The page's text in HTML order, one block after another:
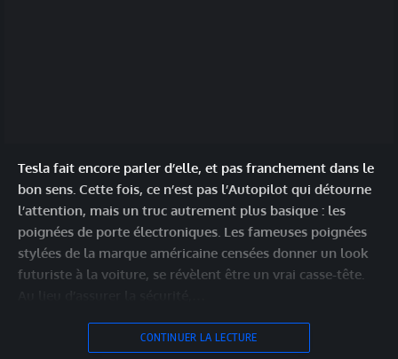
Tesla fait encore parler d’elle, et pas franchement dans le
bon sens. Cette fois, ce n’est pas l’Autopilot qui détourne
l’attention, mais un truc autrement plus basique : les
poignées de porte électroniques. Les fameuses poignées
stylées de la marque américaine censées donner un look
futuriste à la voiture, se révèlent être un vrai casse-tête.
CONTINUER LA LECTURE